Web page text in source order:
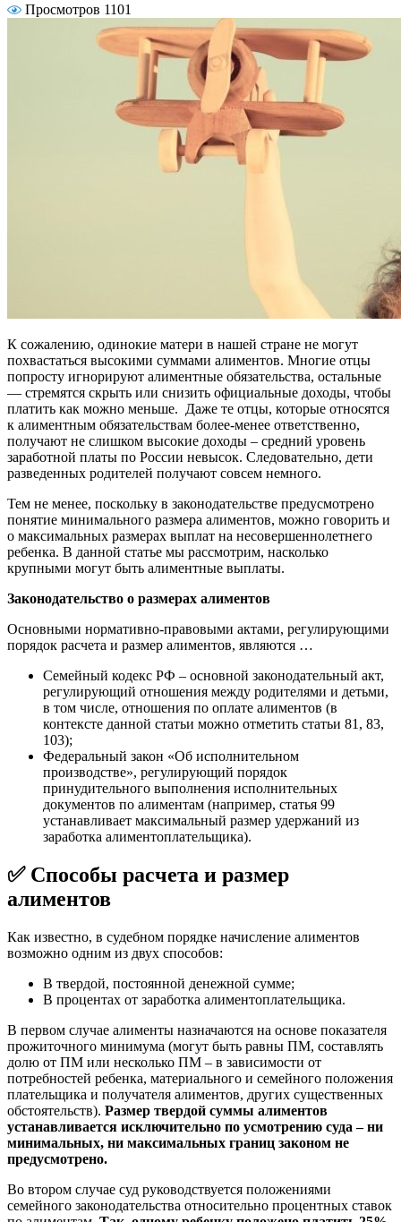
Просмотров 1101
К сожалению, одинокие матери в нашей стране не могут
похвастаться высокими суммами алиментов. Многие отцы
попросту игнорируют алиментные обязательства, остальные
— стремятся скрыть или снизить официальные доходы, чтобы
платить как можно меньше. Даже те отцы, которые относятся
к алиментным обязательствам более-менее ответственно,
получают не слишком высокие доходы – средний уровень
заработной платы по России невысок. Следовательно, дети
разведенных родителей получают совсем немного.
Тем не менее, поскольку в законодательстве предусмотрено
понятие минимального размера алиментов, можно говорить и
о максимальных размерах выплат на несовершеннолетнего
ребенка. В данной статье мы рассмотрим, насколько
крупными могут быть алиментные выплаты.
Законодательство о размерах алиментов
Основными нормативно-правовыми актами, регулирующими
порядок расчета и размер алиментов, являются …
Семейный кодекс РФ – основной законодательный акт,
регулирующий отношения между родителями и детьми,
в том числе, отношения по оплате алиментов (в
контексте данной статьи можно отметить статьи 81, 83,
103);
Федеральный закон «Об исполнительном
производстве», регулирующий порядок
принудительного выполнения исполнительных
документов по алиментам (например, статья 99
устанавливает максимальный размер удержаний из
заработка алиментоплательщика).
✅ Способы расчета и размер
алиментов
Как известно, в судебном порядке начисление алиментов
возможно одним из двух способов:
В твердой, постоянной денежной сумме;
В процентах от заработка алиментоплательщика.
В первом случае алименты назначаются на основе показателя
прожиточного минимума (могут быть равны ПМ, составлять
долю от ПМ или несколько ПМ – в зависимости от
потребностей ребенка, материального и семейного положения
плательщика и получателя алиментов, других существенных
обстоятельств). Размер твердой суммы алиментов
устанавливается исключительно по усмотрению суда – ни
минимальных, ни максимальных границ законом не
предусмотрено.
Во втором случае суд руководствуется положениями
семейного законодательства относительно процентных ставок